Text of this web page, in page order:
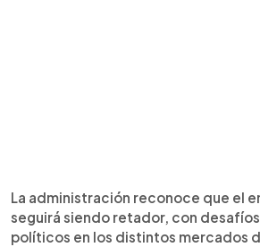
La administración reconoce que el
seguirá siendo retador, con
políticos en los distintos mercados